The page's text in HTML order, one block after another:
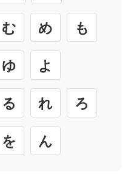
む め も
ゆ よ
る れ ろ
を ん